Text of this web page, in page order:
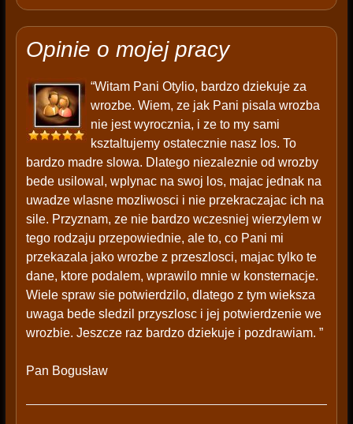
Opinie o mojej pracy
“Witam Pani Otylio, bardzo dziekuje za
wrozbe. Wiem, ze jak Pani pisala wrozba
nie jest wyrocznia, i ze to my sami
ksztaltujemy ostatecznie nasz los. To
bardzo madre slowa. Dlatego niezaleznie od wrozby
bede usilowal, wplynac na swoj los, majac jednak na
uwadze wlasne mozliwosci i nie przekraczajac ich na
sile. Przyznam, ze nie bardzo wczesniej wierzylem w
tego rodzaju przepowiednie, ale to, co Pani mi
przekazala jako wrozbe z przeszlosci, majac tylko te
dane, ktore podalem, wprawilo mnie w konsternacje.
Wiele spraw sie potwierdzilo, dlatego z tym wieksza
uwaga bede sledzil przyszlosc i jej potwierdzenie we
wrozbie. Jeszcze raz bardzo dziekuje i pozdrawiam. ”
Pan Bogusław